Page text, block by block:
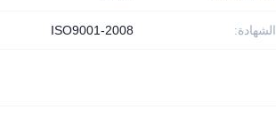
الشهادة: ISO9001-2008